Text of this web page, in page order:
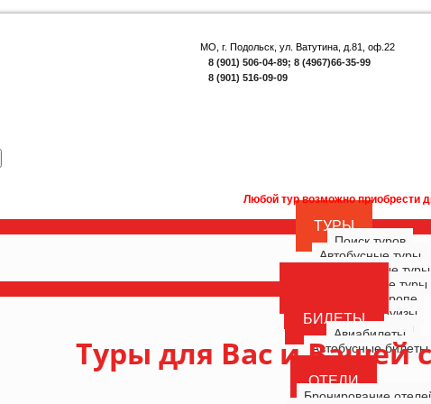
МО, г. Подольск, ул. Ватутина, д.81, оф.22
8 (901) 506-04-89; 8 (4967)66-35-99
8 (901) 516-09-09
Любой тур возможно приобрести дистанционно.
ТУРЫ
Поиск туров
Автобусные туры
Многодневные туры
Однодневные туры
Туры по Европе
Морские круизы
Речные круизы
БИЛЕТЫ
Авиабилеты
Автобусные билеты
ОТЕЛИ
Бронирование
Туры для Вас и Вашей